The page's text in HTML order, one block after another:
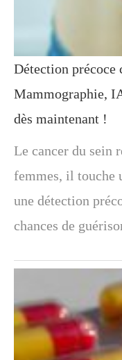
Détection précoce
Mammographie,
dès maintenant !
Le cancer du sein
femmes, il touche
une détection
chances de